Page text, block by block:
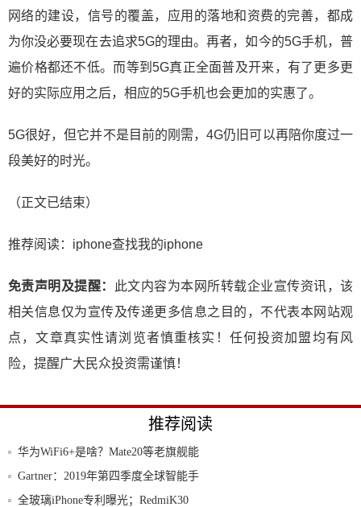
网络的建设，信号的覆盖，应用的落地和资费的完善，都成
为你没必要现在去追求5G的理由。再者，如今的5G手机，普
遍价格都还不低。而等到5G真正全面普及开来，有了更多更
好的实际应用之后，相应的5G手机也会更加的实惠了。
5G很好，但它并不是目前的刚需，4G仍旧可以再陪你度过一
段美好的时光。
（正文已结束）
推荐阅读： iphone查找我的iphone
免责声明及提醒：
此文内容为本网所转载企业宣传资讯，该
相关信息仅为宣传及传递更多信息之目的，不代表本网站观
点，文章真实性请浏览者慎重核实！任何投资加盟均有风
险，提醒广大民众投资需谨慎！
推荐阅读
华为WiFi6+是啥？Mate20等老旗舰能
Gartner：2019年第四季度全球智能手
全玻璃iPhone专利曝光；RedmiK30